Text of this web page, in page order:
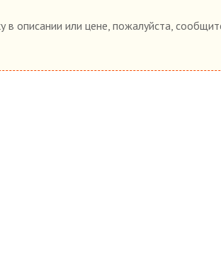
в описании или цене, пожалуйста,